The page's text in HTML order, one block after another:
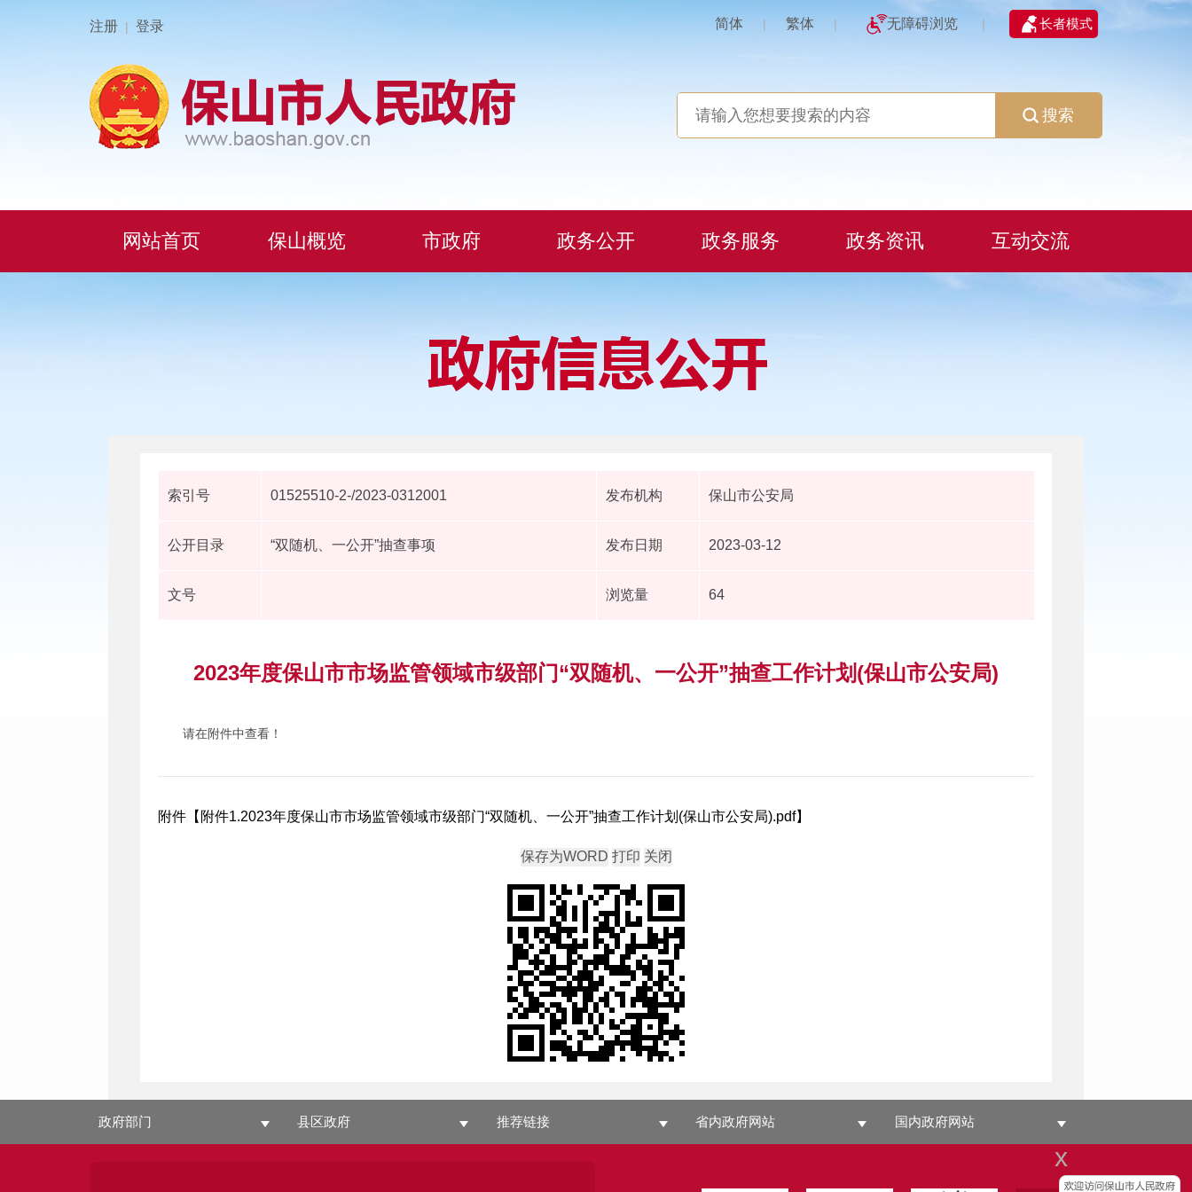
注册 | 登录 简体 | 繁体 | 无障碍浏览 | 长者模式
x
搜索
网站首页 保山概览 市政府 政务公开 政务服务 政务资讯 互动交流
索引号 01525510-2-/2023-0312001 发布机构 保山市公安局
公开目录 “双随机、一公开”抽查事项 发布日期 2023-03-12
文号 浏览量 64
2023年度保山市市场监管领域市级部门“双随机、一公开”抽查工作计划(保山市公安局)
请在附件中查看！
附件【 附件1.2023年度保山市市场监管领域市级部门“双随机、一公开”抽查工作计划(保山市公安局).pdf】
政府部门 县区政府 推荐链接 省内政府网站 国内政府网站